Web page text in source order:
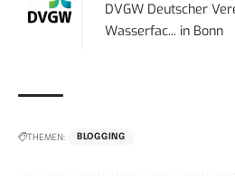
DVGW Deutscher
Wasserfac... in Bonn
THEMEN: BLOGGING